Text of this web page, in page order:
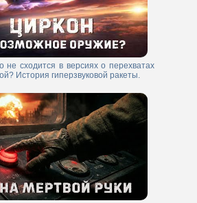
не сходится в версиях о перехватах
История гиперзвуковой ракеты.